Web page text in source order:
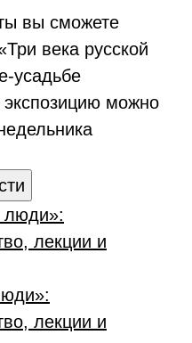
вы сможете
века русской
усадьбе
можно
лекции и